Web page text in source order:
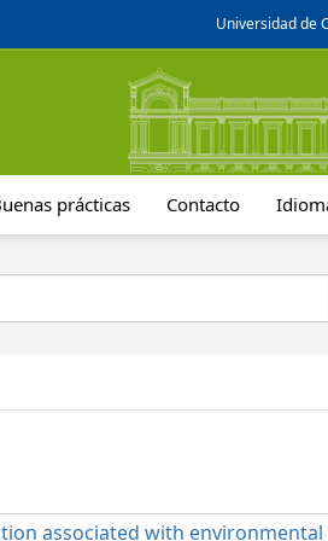
Universidad de
prácticas Contacto
associated with